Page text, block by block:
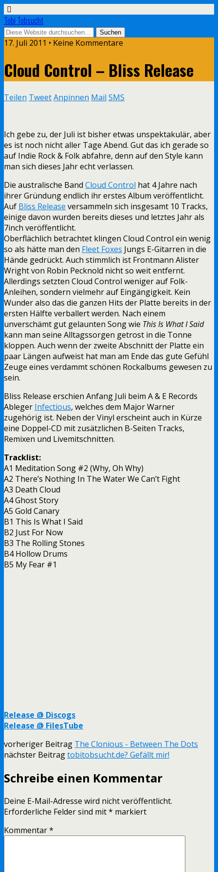
Tobi Tobsucht
17. Juli 2011 • Keine Kommentare
Cloud Control – Bliss Release
Teilen TweetAnpinnen Mail SMS
Ich gebe zu, der Juli ist bisher etwas unspektakulär, aber
es ist noch nicht aller Tage Abend. Gut das ich gerade so
auf Indie Rock & Folk abfahre, denn auf den Style kann
man sich dieses Jahr echt verlassen.
Die australische Band Cloud Control hat 4 Jahre nach
ihrer Gründung endlich ihr erstes Album veröffentlicht.
Auf Bliss Release versammeln sich insgesamt 10 Tracks,
einige davon wurden bereits dieses und letztes Jahr als
7inch veröffentlicht.
Oberflächlich betrachtet klingen Cloud Control ein wenig
so als hätte man den Fleet Foxes Jungs E-Gitarren in die
Hände gedrückt. Auch stimmlich ist Frontmann Alister
Wright von Robin Pecknold nicht so weit entfernt.
Allerdings setzten Cloud Control weniger auf Folk-
Anleihen, sondern vielmehr auf Eingängigkeit. Kein
Wunder also das die ganzen Hits der Platte bereits in der
ersten Hälfte verballert werden. Nach einem
unverschämt gut gelaunten Song wie This Is What I Said
kann man seine Alltagssorgen getrost in die Tonne
kloppen. Auch wenn der zweite Abschnitt der Platte ein
paar Längen aufweist hat man am Ende das gute Gefühl
Zeuge eines verdammt schönen Rockalbums gewesen zu
sein.
Bliss Release erschien Anfang Juli beim A & E Records
Ableger Infectious, welches dem Major Warner
zugehörig ist. Neben der Vinyl erscheint auch in Kürze
eine Doppel-CD mit zusätzlichen B-Seiten Tracks,
Remixen und Livemitschnitten.
Tracklist:
A1 Meditation Song #2 (Why, Oh Why)
A2 There’s Nothing In The Water We Can’t Fight
A3 Death Cloud
A4 Ghost Story
A5 Gold Canary
B1 This Is What I Said
B2 Just For Now
B3 The Rolling Stones
B4 Hollow Drums
B5 My Fear #1
Release @ Discogs
Release @ FilesTube
vorheriger Beitrag The Clonious - Between The Dots
nächster Beitragtobitobsucht.de? Gefällt mir!
Schreibe einen Kommentar
Deine E-Mail-Adresse wird nicht veröffentlicht.
Erforderliche Felder sind mit* markiert
Kommentar*